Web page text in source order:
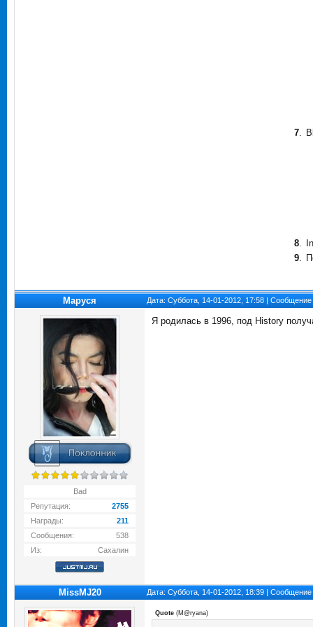
7.
8.
9.
Маруся Дата: Суббота, 14-01-2012, 17:58 |
Bad
Репутация:
2755
Награды:
211
Сообщения:
538
Из:
Сахалин
Я родилась в 1996, под History
MissMJ20 Дата: Суббота, 14-01-2012, 18:39 |
Quote (M@ryana)